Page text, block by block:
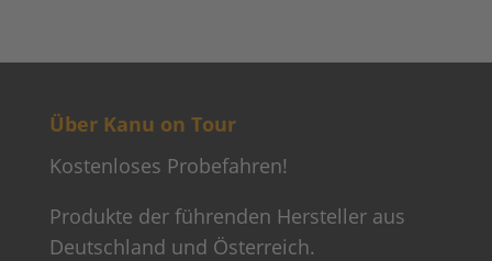
Über Kanu on Tour
Kostenloses Probefahren!
Produkte der führenden Hersteller aus
Deutschland und Österreich.